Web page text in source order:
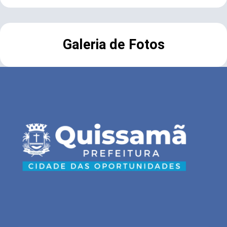
Galeria de Fotos